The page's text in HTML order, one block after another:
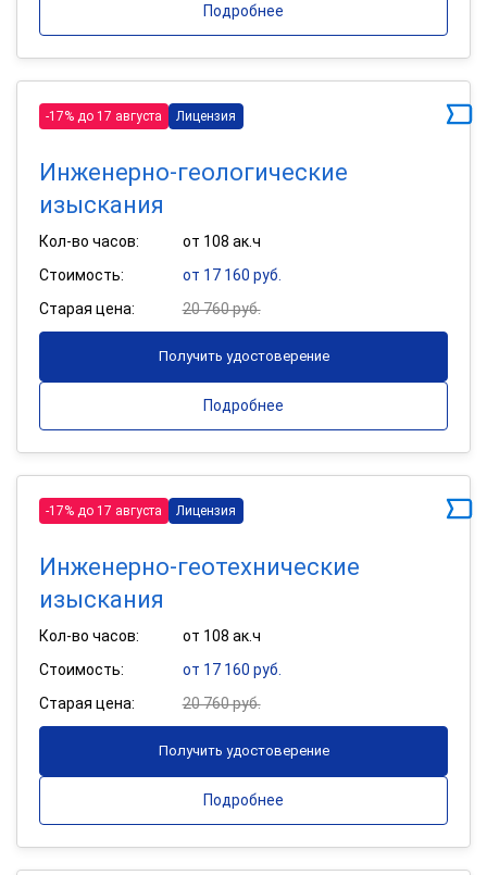
Подробнее
-17% до 17 августа Лицензия
Инженерно-геологические
изыскания
Кол-во часов:
от 108 ак.ч
Стоимость:
от 17 160 руб.
Старая цена:
20 760 руб.
Получить удостоверение
Подробнее
-17% до 17 августа Лицензия
Инженерно-геотехнические
изыскания
Кол-во часов:
от 108 ак.ч
Стоимость:
от 17 160 руб.
Старая цена:
20 760 руб.
Получить удостоверение
Подробнее